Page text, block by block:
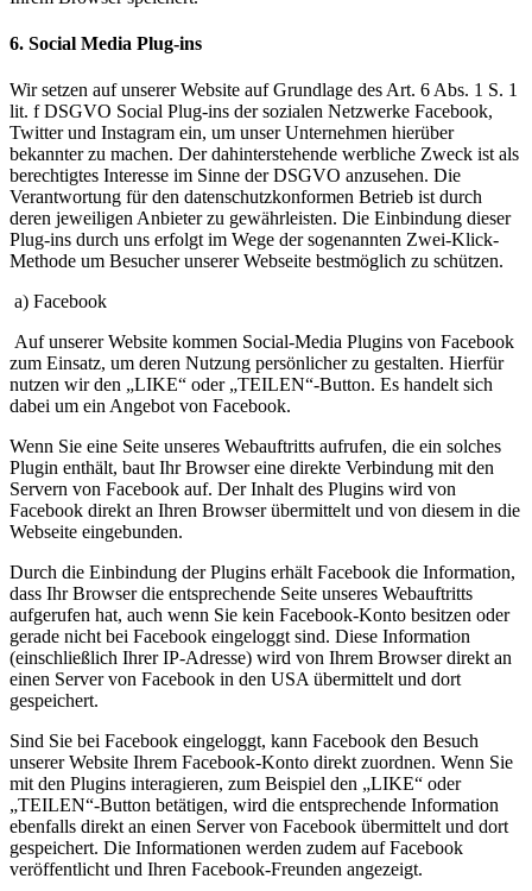
6. Social Media Plug-ins
Wir setzen auf unserer Website auf Grundlage des Art. 6 Abs. 1 S. 1
lit. f DSGVO Social Plug-ins der sozialen Netzwerke Facebook,
Twitter und Instagram ein, um unser Unternehmen hierüber
bekannter zu machen. Der dahinterstehende werbliche Zweck ist als
berechtigtes Interesse im Sinne der DSGVO anzusehen. Die
Verantwortung für den datenschutzkonformen Betrieb ist durch
deren jeweiligen Anbieter zu gewährleisten. Die Einbindung dieser
Plug-ins durch uns erfolgt im Wege der sogenannten Zwei-Klick-
Methode um Besucher unserer Webseite bestmöglich zu schützen.
a) Facebook
Auf unserer Website kommen Social-Media Plugins von Facebook
zum Einsatz, um deren Nutzung persönlicher zu gestalten. Hierfür
nutzen wir den „LIKE“ oder „TEILEN“-Button. Es handelt sich
dabei um ein Angebot von Facebook.
Wenn Sie eine Seite unseres Webauftritts aufrufen, die ein solches
Plugin enthält, baut Ihr Browser eine direkte Verbindung mit den
Servern von Facebook auf. Der Inhalt des Plugins wird von
Facebook direkt an Ihren Browser übermittelt und von diesem in die
Webseite eingebunden.
Durch die Einbindung der Plugins erhält Facebook die Information,
dass Ihr Browser die entsprechende Seite unseres Webauftritts
aufgerufen hat, auch wenn Sie kein Facebook-Konto besitzen oder
gerade nicht bei Facebook eingeloggt sind. Diese Information
(einschließlich Ihrer IP-Adresse) wird von Ihrem Browser direkt an
einen Server von Facebook in den USA übermittelt und dort
gespeichert.
Sind Sie bei Facebook eingeloggt, kann Facebook den Besuch
unserer Website Ihrem Facebook-Konto direkt zuordnen. Wenn Sie
mit den Plugins interagieren, zum Beispiel den „LIKE“ oder
„TEILEN“-Button betätigen, wird die entsprechende Information
ebenfalls direkt an einen Server von Facebook übermittelt und dort
gespeichert. Die Informationen werden zudem auf Facebook
veröffentlicht und Ihren Facebook-Freunden angezeigt.